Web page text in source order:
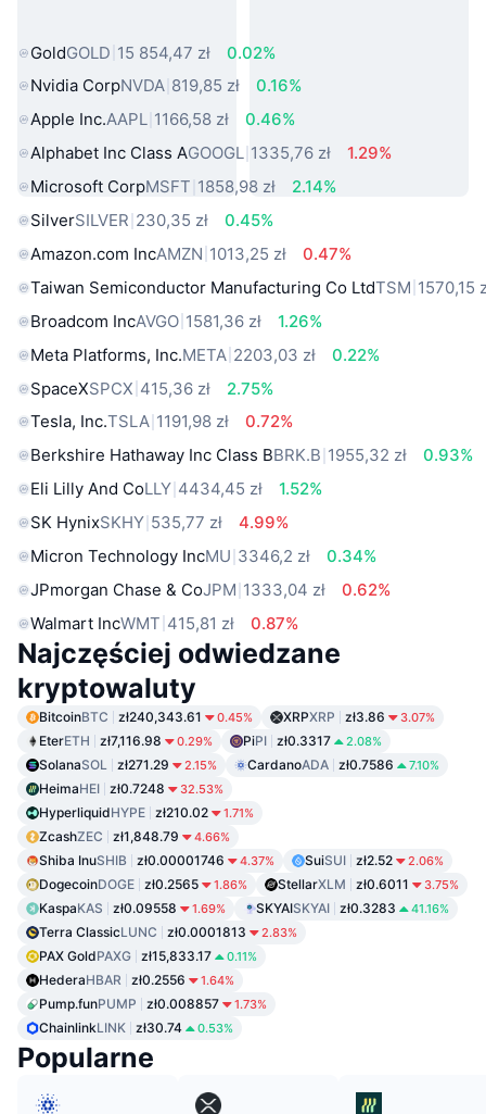
GoldGOLD 15 854,47 zł
0.02%
Nvidia CorpNVDA 819,85 zł
0.16%
Apple Inc.AAPL 1166,58 zł
0.46%
Alphabet Inc Class AGOOGL 1335,76 zł
1.29%
Microsoft CorpMSFT 1858,98 zł
2.14%
SilverSILVER 230,35 zł
0.45%
Amazon.com IncAMZN 1013,25 zł
0.47%
Taiwan Semiconductor Manufacturing Co LtdTSM 1570,15
Broadcom IncAVGO 1581,36 zł
1.26%
Meta Platforms, Inc.META 2203,03 zł
0.22%
SpaceXSPCX 415,36 zł
2.75%
Tesla, Inc.TSLA 1191,98 zł
0.72%
Berkshire Hathaway Inc Class BBRK.B 1955,32 zł
0.93%
Eli Lilly And CoLLY 4434,45 zł
1.52%
SK HynixSKHY 535,77 zł
4.99%
Micron Technology IncMU 3346,2 zł
0.34%
JPmorgan Chase & CoJPM 1333,04 zł
0.62%
Walmart IncWMT 415,81 zł 0.87%
Najczęściej odwiedzane
kryptowaluty
BitcoinBTC zł240,343.61 0.45% XRPXRP zł3.86 3.07%
EterETH zł7,116.98 0.29% PiPI zł0.3317 2.08%
SolanaSOL zł271.29 2.15% CardanoADA zł0.7586 7.10%
HeimaHEI zł0.7248 32.53%
HyperliquidHYPE zł210.02 1.71%
ZcashZEC zł1,848.79 4.66%
Shiba InuSHIB zł0.00001746 4.37% SuiSUI zł2.52 2.06%
DogecoinDOGE zł0.2565 1.86% StellarXLM zł0.6011 3.75%
KaspaKAS zł0.09558 1.69% SKYAISKYAI zł0.3283 41.16%
Terra ClassicLUNC zł0.0001813 2.83%
PAX GoldPAXG zł15,833.17 0.11%
HederaHBAR zł0.2556 1.64%
Pump.funPUMP zł0.008857 1.73%
ChainlinkLINK zł30.74 0.53%
Popularne